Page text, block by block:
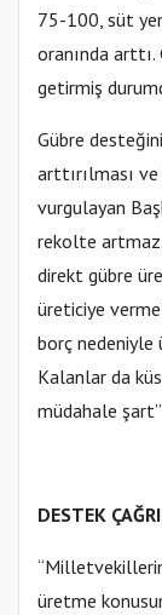
75-100, süt
oranında
getirmiş
Gübre
arttırılması
vurgulayan
rekolte
direkt gübre
üreticiye
borç
Kalanlar da
müdahale
DESTEK
üretme